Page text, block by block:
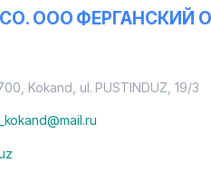
СО. ООО
Kokand, ul. PUSTINDUZ , 19/3